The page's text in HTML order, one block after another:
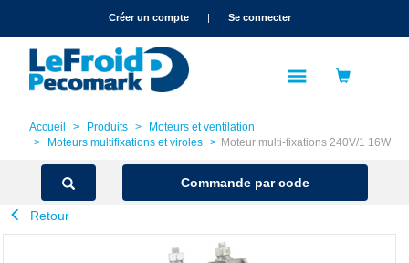
text.skipToNavigationCréer un compte | Se connecter
Accueil Produits
Moteurs et ventilation
Moteurs multifixations et viroles
Moteur multi-fixations 240V/1 16W
Commande par code
Retour